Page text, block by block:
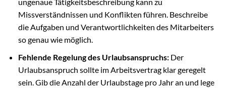
Missverständnissen und Konflikten führen. Beschreibe
die Aufgaben und Verantwortlichkeiten des Mitarbeiters
so genau wie möglich.
Fehlende Regelung des Urlaubsanspruchs:Der
Urlaubsanspruch sollte im Arbeitsvertrag klar geregelt
sein. Gib die Anzahl der Urlaubstage pro Jahr an und lege